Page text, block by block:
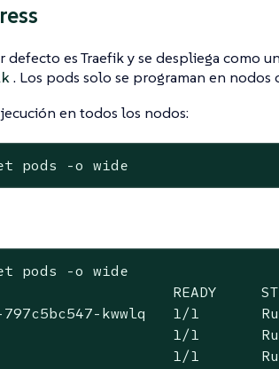
es Traefik y se despliega como
. Los pods solo se programan en nodos
en todos los nodos:
pods -o wide
pods -o wide
READY
797c5bc547-kwwlq   1/1
1/1
1/1